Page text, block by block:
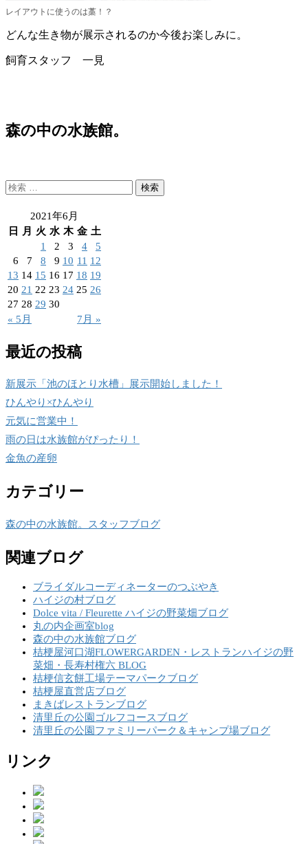
レイアウトに使うのは藁！？
どんな生き物が展示されるのか今後お楽しみに。
飼育スタッフ 一見
森の中の水族館。
検
索:
2021年6月
日
月 火 水 木 金 土
« 5月 7月 »
1 2 3 4
5
6
7 8 9 10 11 12
13 14 15 16 17 18 19
20 21 22 23 24 25 26
27 28 29 30
最近の投稿
新展示「池のほとり水槽」展示開始しました！
ひんやり×ひんやり
元気に営業中！
雨の日は水族館がぴったり！
金魚の産卵
カテゴリー
森の中の水族館。スタッフブログ
関連ブログ
ブライダルコーディネーターのつぶやき
ハイジの村ブログ
Dolce vita / Fleurette ハイジの野菜畑ブログ
丸の内企画室blog
森の中の水族館ブログ
桔梗屋河口湖FLOWERGARDEN・レストランハイジの野
菜畑・長寿村権六 BLOG
桔梗信玄餅工場テーマパークブログ
桔梗屋直営店ブログ
まきばレストランブログ
清里丘の公園ゴルフコースブログ
清里丘の公園ファミリーパーク＆キャンプ場ブログ
リンク